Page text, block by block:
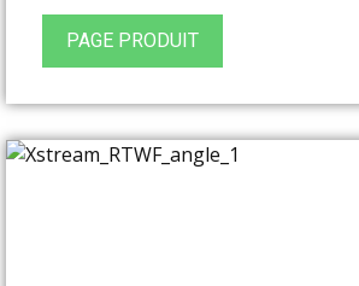
PAGE PRODUIT